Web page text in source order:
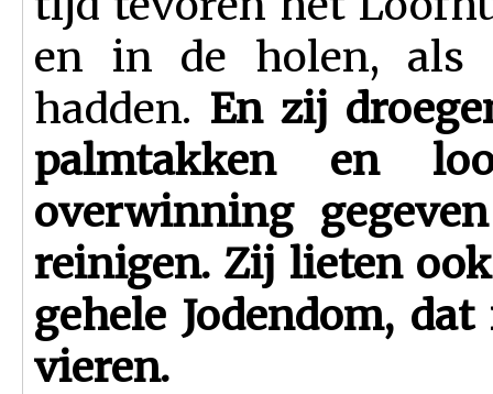
en in de holen, als
hadden. En zij
palmtakken en
overwinning
reinigen. Zij lieten
gehele Jodendom,
vieren.